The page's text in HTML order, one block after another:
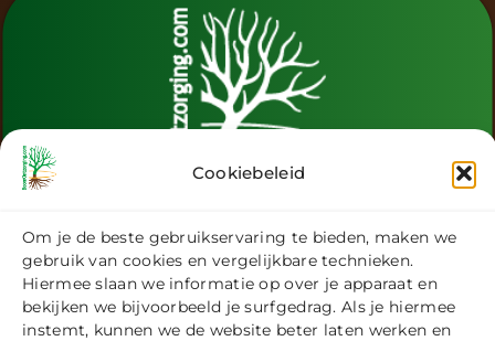
Cookiebeleid
Om je de beste gebruikservaring te bieden, maken we
gebruik van cookies en vergelijkbare technieken.
Hiermee slaan we informatie op over je apparaat en
bekijken we bijvoorbeeld je surfgedrag. Als je hiermee
instemt, kunnen we de website beter laten werken en
Uw specialisten op het gebied van
boomverzorging